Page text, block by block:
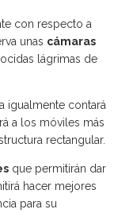
con respecto a
unas cámaras
lágrimas de
igualmente contará
a los móviles más
rectangular.
que permitirán dar
hacer mejores
para su